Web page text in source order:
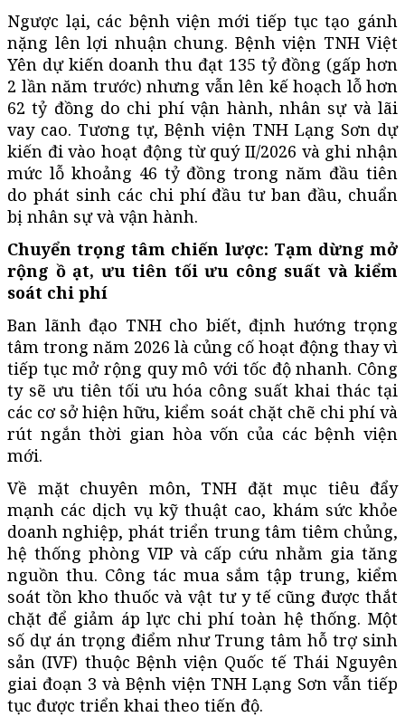
Ngược lại, các bệnh viện mới tiếp tục tạo gánh
nặng lên lợi nhuận chung. Bệnh viện TNH Việt
Yên dự kiến doanh thu đạt 135 tỷ đồng (gấp hơn
2 lần năm trước) nhưng vẫn lên kế hoạch lỗ hơn
62 tỷ đồng do chi phí vận hành, nhân sự và lãi
vay cao. Tương tự, Bệnh viện TNH Lạng Sơn dự
kiến đi vào hoạt động từ quý II/2026 và ghi nhận
mức lỗ khoảng 46 tỷ đồng trong năm đầu tiên
do phát sinh các chi phí đầu tư ban đầu, chuẩn
bị nhân sự và vận hành.
Chuyển trọng tâm chiến lược: Tạm dừng mở
rộng ồ ạt, ưu tiên tối ưu công suất và kiểm
soát chi phí
Ban lãnh đạo TNH cho biết, định hướng trọng
tâm trong năm 2026 là củng cố hoạt động thay vì
tiếp tục mở rộng quy mô với tốc độ nhanh. Công
ty sẽ ưu tiên tối ưu hóa công suất khai thác tại
các cơ sở hiện hữu, kiểm soát chặt chẽ chi phí và
rút ngắn thời gian hòa vốn của các bệnh viện
mới.
Về mặt chuyên môn, TNH đặt mục tiêu đẩy
mạnh các dịch vụ kỹ thuật cao, khám sức khỏe
doanh nghiệp, phát triển trung tâm tiêm chủng,
hệ thống phòng VIP và cấp cứu nhằm gia tăng
nguồn thu. Công tác mua sắm tập trung, kiểm
soát tồn kho thuốc và vật tư y tế cũng được thắt
chặt để giảm áp lực chi phí toàn hệ thống. Một
số dự án trọng điểm như Trung tâm hỗ trợ sinh
sản (IVF) thuộc Bệnh viện Quốc tế Thái Nguyên
giai đoạn 3 và Bệnh viện TNH Lạng Sơn vẫn tiếp
tục được triển khai theo tiến độ.